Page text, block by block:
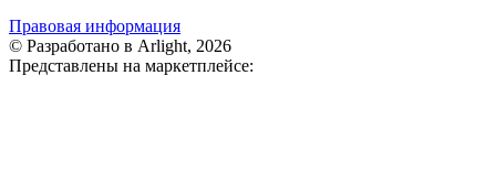
Правовая информация
© Разработано в Arlight, 2026
Представлены на маркетплейсе: